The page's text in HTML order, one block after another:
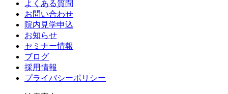
よくある質問
お問い合わせ
院内見学申込
お知らせ
セミナー情報
ブログ
採用情報
プライバシーポリシー